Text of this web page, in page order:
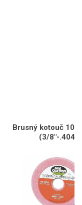
Brusný kotouč
(3/8"-.404")